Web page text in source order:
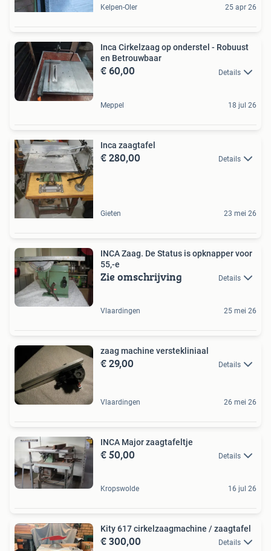
Kelpen-Oler 25 apr 26
Inca Cirkelzaag op onderstel - Robuust
en Betrouwbaar
€ 60,00 Details
Meppel 18 jul 26
Inca zaagtafel
€ 280,00 Details
Gieten 23 mei 26
INCA Zaag. De Status is opknapper voor
55,-e
Zie omschrijving Details
Vlaardingen 25 mei 26
zaag machine verstekliniaal
€ 29,00 Details
Vlaardingen 26 mei 26
INCA Major zaagtafeltje
€ 50,00 Details
Kropswolde 16 jul 26
Kity 617 cirkelzaagmachine / zaagtafel
€ 300,00 Details